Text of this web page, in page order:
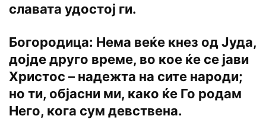
славата удостој ги.
Богородица: Нема веќе кнез од Јуда,
дојде друго време, во кое ќе се јави
Христос – надежта на сите народи;
но ти, објасни ми, како ќе Го родам
Него, кога сум девствена.